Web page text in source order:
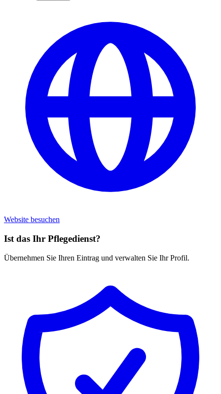
Website besuchen
Ist das Ihr Pflegedienst?
Übernehmen Sie Ihren Eintrag und verwalten Sie Ihr Profil.